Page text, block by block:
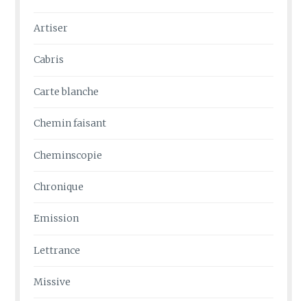
Artiser
Cabris
Carte blanche
Chemin faisant
Cheminscopie
Chronique
Emission
Lettrance
Missive